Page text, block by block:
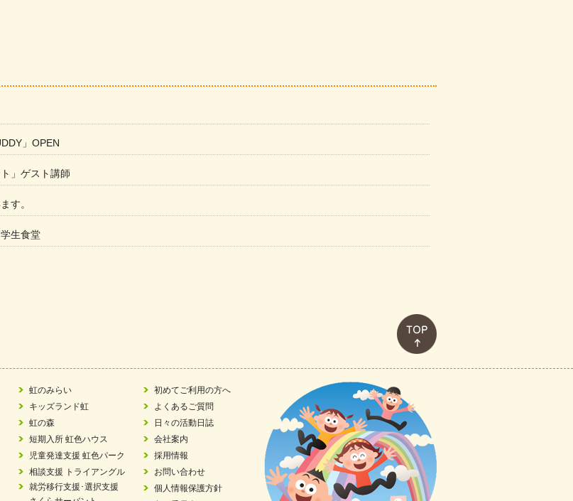
」OPEN
」ゲスト講師
す。
生食堂
例集に掲載されました
募集しています。
ービス「Fc Bombo Junior」
虹のみらい
キッズランド虹
虹の森
短期入所 虹色ハウス
児童発達支援 虹色パーク
相談支援 トライアングル
就労移行支援･選択支援
初めてご利用の方へ
よくあるご質問
日々の活動日誌
会社案内
採用情報
お問い合わせ
個人情報保護方針